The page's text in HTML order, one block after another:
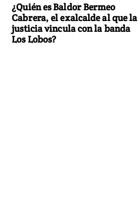
¿Quién es Baldor Bermeo
Cabrera, el exalcalde al que la
justicia vincula con la banda
Los Lobos?